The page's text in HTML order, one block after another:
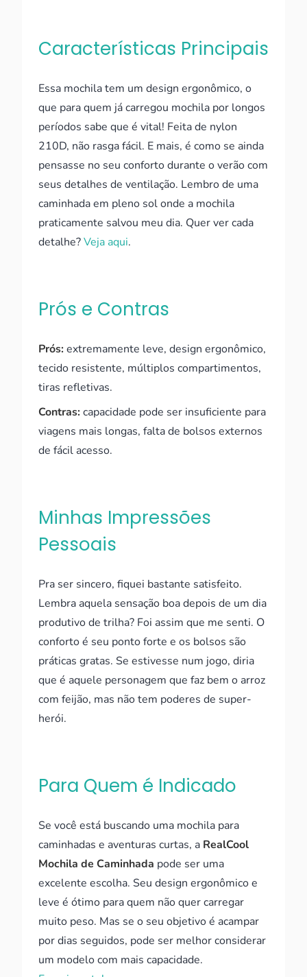
Características Principais
Essa mochila tem um design ergonômico, o
que para quem já carregou mochila por longos
períodos sabe que é vital! Feita de nylon
210D, não rasga fácil. E mais, é como se ainda
pensasse no seu conforto durante o verão com
seus detalhes de ventilação. Lembro de uma
caminhada em pleno sol onde a mochila
praticamente salvou meu dia. Quer ver cada
detalhe?Veja aqui.
Prós e Contras
Prós:extremamente leve, design ergonômico,
tecido resistente, múltiplos compartimentos,
tiras refletivas.
Contras:capacidade pode ser insuficiente para
viagens mais longas, falta de bolsos externos
de fácil acesso.
Minhas Impressões
Pessoais
Pra ser sincero, fiquei bastante satisfeito.
Lembra aquela sensação boa depois de um dia
produtivo de trilha? Foi assim que me senti. O
conforto é seu ponto forte e os bolsos são
práticas gratas. Se estivesse num jogo, diria
que é aquele personagem que faz bem o arroz
com feijão, mas não tem poderes de super-
herói.
Para Quem é Indicado
Se você está buscando uma mochila para
caminhadas e aventuras curtas, a RealCool
Mochila de Caminhada pode ser uma
excelente escolha. Seu design ergonômico e
leve é ótimo para quem não quer carregar
muito peso. Mas se o seu objetivo é acampar
por dias seguidos, pode ser melhor considerar
um modelo com mais capacidade.